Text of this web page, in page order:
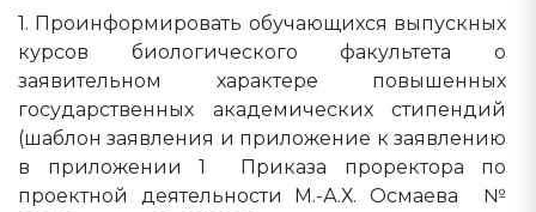
1. Проинформировать обучающихся выпускных
курсов биологического факультета о
заявительном характере повышенных
государственных академических стипендий
(шаблон заявления и приложение к заявлению
в приложении 1 Приказа проректора по
проектной деятельности М.-А.Х. Осмаева №